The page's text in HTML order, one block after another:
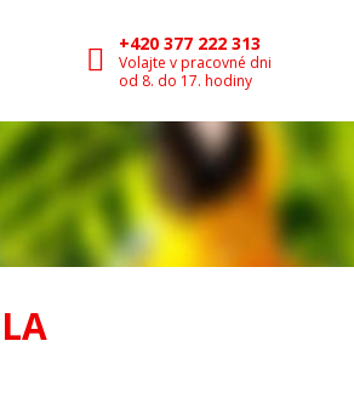
+420 377 222 313
Volajte v pracovné dni
od 8. do 17. hodiny